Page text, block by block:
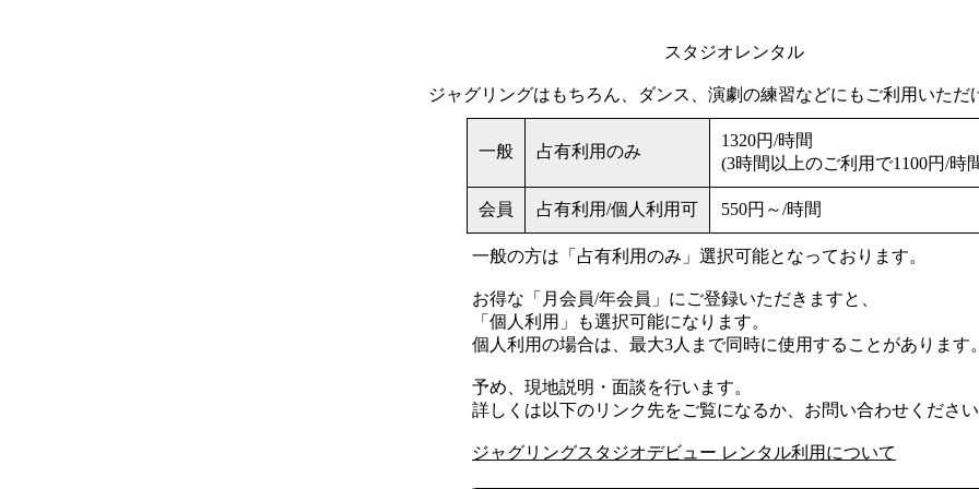
スタジオレンタル
ジャグリングはもちろん、ダンス、演劇の練習などにもご利用いただ
一般 占有利用のみ
1320円/時間
(3時間以上のご利用で1100円/時
会員 占有利用/個人利用可 550円～/時間
一般の方は「占有利用のみ」選択可能となっております。
お得な「月会員/年会員」にご登録いただきますと、
「個人利用」も選択可能になります。
個人利用の場合は、最大3人まで同時に使用することがあります。
予め、現地説明・面談を行います。
詳しくは以下のリンク先をご覧になるか、お問い合わせください
ジャグリングスタジオデビュー レンタル利用について